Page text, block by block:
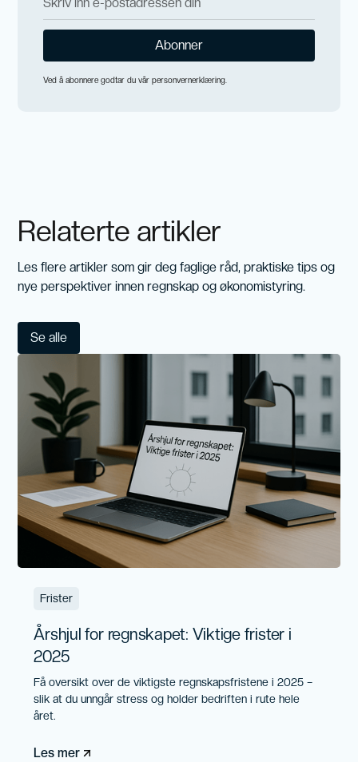
Ved å abonnere godtar du vår personvernerklæring.
Relaterte artikler
Les flere artikler som gir deg faglige råd, praktiske tips og
nye perspektiver innen regnskap og økonomistyring.
Se alle
Frister
Årshjul for regnskapet: Viktige frister i
2025
Få oversikt over de viktigste regnskapsfristene i 2025 –
slik at du unngår stress og holder bedriften i rute hele
året.
Les mer